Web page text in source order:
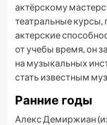
актёрскому
театральные курсы,
актерские
от учебы время, он
на музыкальных
стать известным
Ранние годы
Алекс Демиржиан